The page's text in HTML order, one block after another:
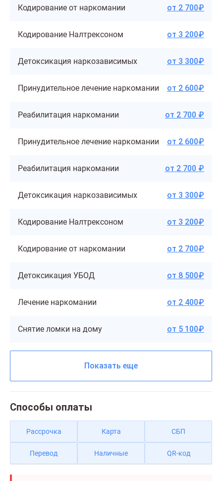
Кодирование от наркомании от 2 700₽
Кодирование Налтрексоном от 3 200₽
Детоксикация наркозависимых от 3 300₽
Принудительное лечение наркомании от 2 600₽
Реабилитация наркомании от 2 700 ₽
Принудительное лечение наркомании от 2 600₽
Реабилитация наркомании от 2 700 ₽
Детоксикация наркозависимых от 3 300₽
Кодирование Налтрексоном от 3 200₽
Кодирование от наркомании от 2 700₽
Детоксикация УБОД от 8 500₽
Лечение наркомании от 2 400₽
Снятие ломки на дому от 5 100₽
Показать еще
Способы оплаты
Рассрочка Карта СБП
Перевод Наличные QR-код